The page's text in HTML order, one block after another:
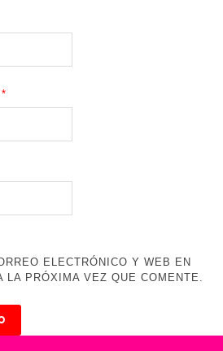
*
ELECTRÓNICO Y WEB EN
LA PRÓXIMA VEZ QUE COMENTE.